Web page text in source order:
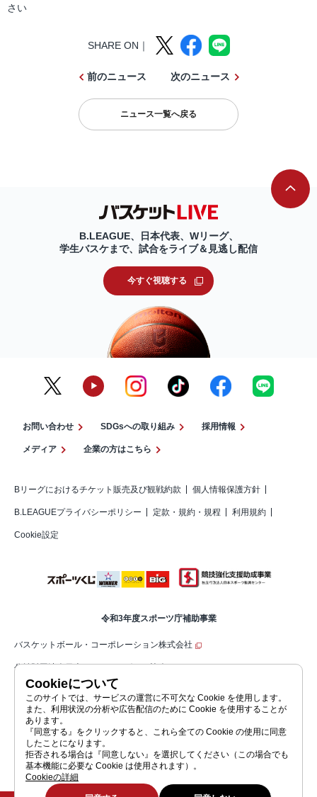
さい
SHARE ON｜
前のニュース
ニュース一覧へ戻る
次のニュース
B.LEAGUE、日本代表、Wリーグ、
学生バスケまで、試合をライブ＆見逃し配信
今すぐ視聴する
お問い合わせ SDGsへの取り組み 採用情報
メディア 企業の方はこちら
Bリーグにおけるチケット販売及び観戦約款 個人情報保護方針
B.LEAGUEプライバシーポリシー 定款・規約・規程 利用規約
Cookie設定
令和3年度スポーツ庁補助事業
バスケットボール・コーポレーション株式会社
公益財団法人日本バスケットボール協会（JBA）
公益社団法人ジャパン・プロフェッショナル・バスケットボールリーグ（コ
ーポレートサイト）
公益社団法人ジャパン・プロフェッショナル・バスケットボールリーグ
JAPAN PROFESSIONAL BASKETBALL LEAGUE
©JAPAN PROFESSIONAL BASKETBALL LEAGUE
Cookieについて
このサイトでは、サービスの運営に不可欠な Cookie を使用します。
また、利用状況の分析や広告配信のために Cookie を使用することが
あります。
『同意する』をクリックすると、これら全ての Cookie の使用に同意
したことになります。
拒否される場合は『同意しない』を選択してください（この場合でも
基本機能に必要な Cookie は使用されます）。
Cookieの詳細